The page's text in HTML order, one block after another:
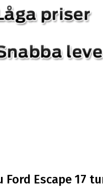
Ford Escape 17